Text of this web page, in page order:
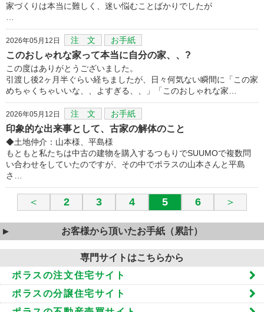
家づくりは本当に難しく、迷い悩むことばかりでしたが
2026年05月12日 注 文 お手紙
このおしゃれな家って本当に自分の家、、?
この度はありがとうございました。
引渡し後2ヶ月半ぐらい経ちましたが、日々何気ない瞬間に「この家
めちゃくちゃいいな、、よすぎる、、」「このおしゃれな家…
2026年05月12日 注 文 お手紙
印象的な出来事として、古家の解体のこと
◆土地仲介：山本様、平島様
もともと私たちは中古の建物を購入するつもりでSUUMOで複数問
い合わせをしていたのですが、その中でポラスの山本さんと平島
さ…
＜ 2 3 4 5 6 ＞
お客様から頂いたお手紙（累計）
専門サイトはこちらから
ポラスの注文住宅サイト
ポラスの分譲住宅サイト